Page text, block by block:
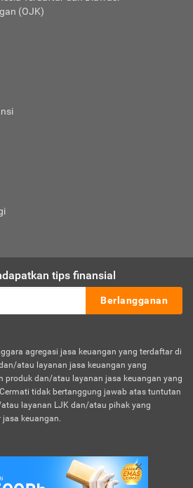
(OJK)
tips finansial
Berlangganan
agregasi jasa keuangan yang terdaftar di
atau layanan jasa keuangan yang
produk dan/atau layanan jasa keuangan yang
tidak bertanggung jawab atas tuntutan
layanan LJK dan/atau pihak yang
keuangan.